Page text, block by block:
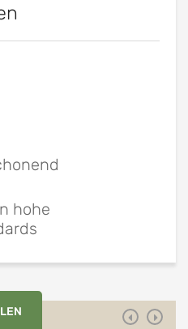
hohe